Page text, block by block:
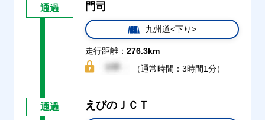
通過 門司
九州道<下り>
走行距離： 276.3km
（通常時間：3時間1分）
通過 えびのＪＣＴ